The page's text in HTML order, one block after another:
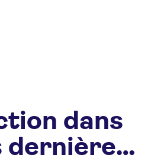
dans
dernière